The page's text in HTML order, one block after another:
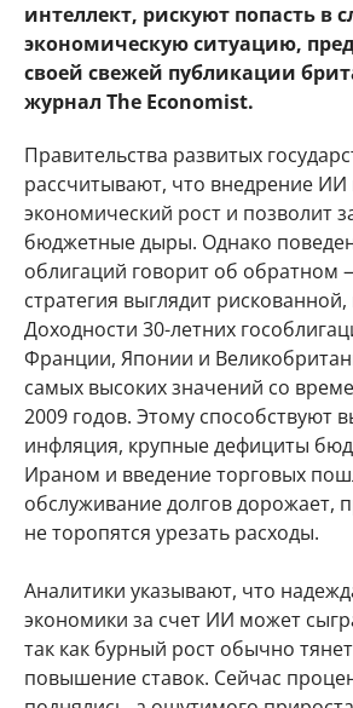
интеллект, рискуют попасть в
экономическую ситуацию,
своей свежей публикации
журнал The Economist.
Правительства развитых
рассчитывают, что внедрение ИИ
экономический рост и позволит
бюджетные дыры. Однако
облигаций говорит об обратном
стратегия выглядит
Доходности 30-летних
Франции, Японии и
самых высоких значений со
2009 годов. Этому способствуют
инфляция, крупные дефициты
Ираном и введение торговых
обслуживание долгов дорожает,
не торопятся урезать расходы.
Аналитики указывают, что
экономики за счет ИИ может
так как бурный рост обычно
повышение ставок. Сейчас